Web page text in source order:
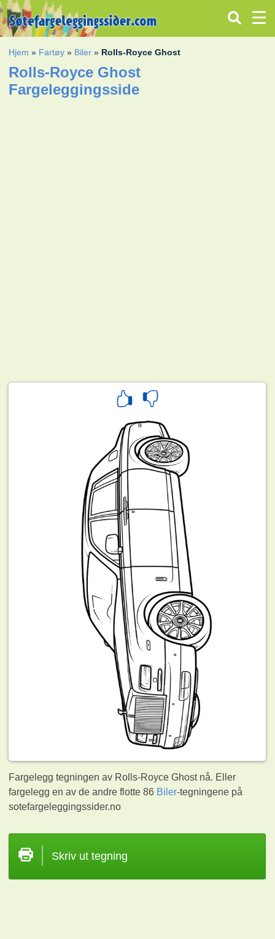
Hjem » Fartøy » Biler » Rolls-Royce Ghost
Rolls-Royce Ghost
Fargeleggingsside
Fargelegg tegningen av Rolls-Royce Ghost nå. Eller
fargelegg en av de andre flotte 86 Biler-tegningene på
sotefargeleggingssider.no
Skriv ut tegning